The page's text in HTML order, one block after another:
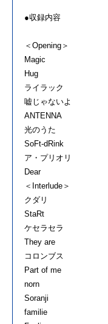
●収録内容
＜Opening＞
Magic
Hug
ライラック
嘘じゃないよ
ANTENNA
光のうた
SoFt-dRink
ア・プリオリ
Dear
＜Interlude＞
クダリ
StaRt
ケセラセラ
They are
コロンブス
Part of me
norn
Soranji
familie